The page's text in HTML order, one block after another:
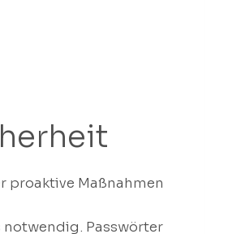
proaktive Maßnahmen
notwendig. Passwörter